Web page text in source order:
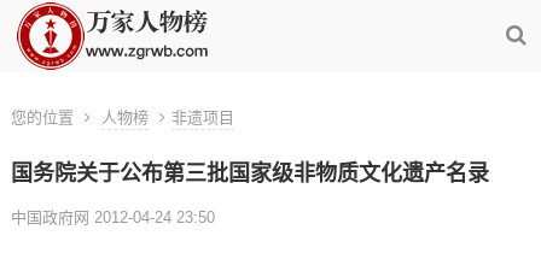
您的位置 人物榜 非遗项目
国务院关于公布第三批国家级非物质文化遗产名录
中国政府网 2012-04-24 23:50